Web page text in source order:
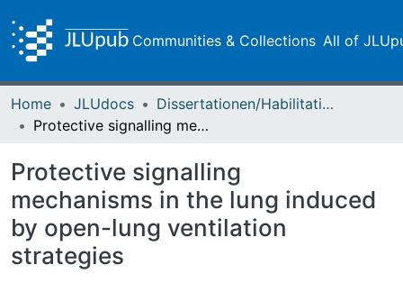
Communities & Collections All of
Home JLUdocs
Dissertationen/Habilitationen
Protective signalling mechanisms in the lung induced by open-lung ventilation strategies
Protective signalling
mechanisms in the lung induced
by open-lung ventilation
strategies